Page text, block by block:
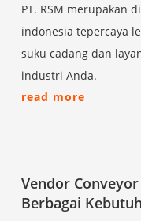
PT. RSM merupakan
indonesia tepercaya
suku cadang dan
industri Anda.
read more
Vendor
Berbagai